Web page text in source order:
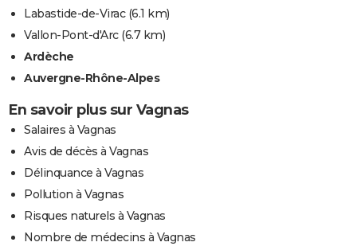
Labastide-de-Virac(6.1 km)
Vallon-Pont-d'Arc(6.7 km)
Ardèche
Auvergne-Rhône-Alpes
En savoir plus sur Vagnas
Salaires à Vagnas
Avis de décès à Vagnas
Délinquance à Vagnas
Pollution à Vagnas
Risques naturels à Vagnas
Nombre de médecins à Vagnas